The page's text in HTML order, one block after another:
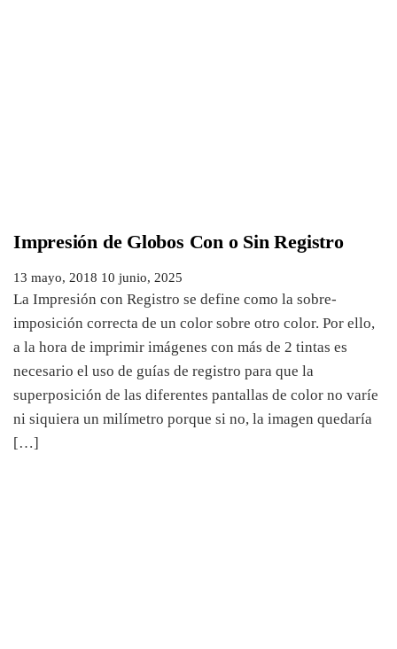
Impresión de Globos Con o Sin Registro
13 mayo, 2018 10 junio, 2025
La Impresión con Registro se define como la sobre-
imposición correcta de un color sobre otro color. Por ello,
a la hora de imprimir imágenes con más de 2 tintas es
necesario el uso de guías de registro para que la
superposición de las diferentes pantallas de color no varíe
ni siquiera un milímetro porque si no, la imagen quedaría
[…]